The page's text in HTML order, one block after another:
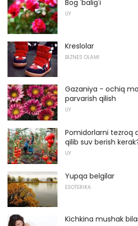
Bog 'balig'i
UY
Kreslolar
BIZNES OLAMI
Gazaniya - ochiq
parvarish qilish
UY
Pomidorlarni tezroq
qilib suv berish
UY
Yupqa belgilar
ESOTERIKA
Kichkina mushak